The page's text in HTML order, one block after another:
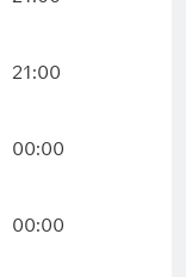
21:00
00:00
00:00